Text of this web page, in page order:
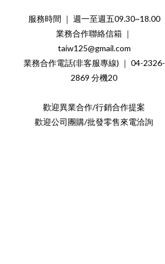
服務時間 ｜ 週一至週五09.30~18.00
業務合作聯絡信箱 ｜
taiw125@gmail.com
業務合作電話(非客服專線) ｜ 04-2326-
2869 分機20
歡迎異業合作/行銷合作提案
歡迎公司團購/批發零售來電洽詢